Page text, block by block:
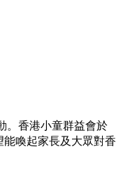
。香港小童群益會於
喚起家長及大眾對香